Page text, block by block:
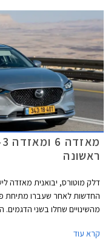
ראשונה
החדשות לאחר שעברו מתיחת
מהשינויים שחלו בשני
העממיים לבין יצרני הפרימיום.
קרא עוד